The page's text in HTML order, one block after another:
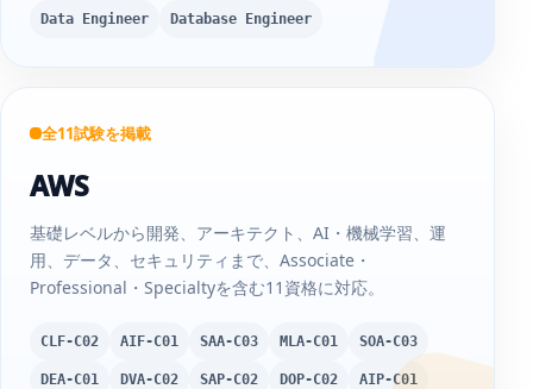
Data Engineer Database Engineer
全11試験を掲載
AWS
基礎レベルから開発、アーキテクト、AI・機械学習、運
用、データ、セキュリティまで、Associate・
Professional・Specialtyを含む11資格に対応。
CLF-C02 AIF-C01 SAA-C03 MLA-C01 SOA-C03
DEA-C01 DVA-C02 SAP-C02 DOP-C02 AIP-C01